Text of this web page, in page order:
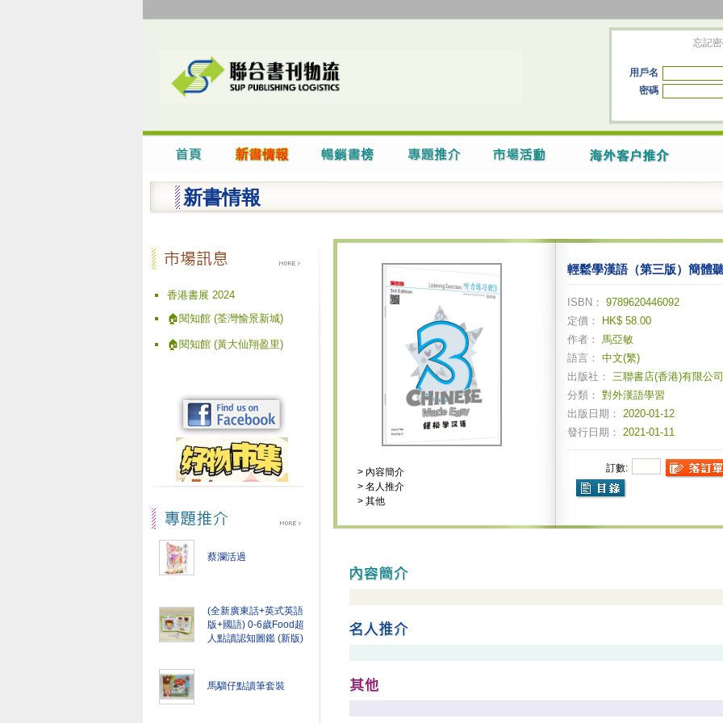
忘記
用戶名
密碼
新書情報
香港書展 2024
🏠閱知館 (荃灣愉景新城)
🏠閱知館 (黃大仙翔盈里)
蔡瀾活過
(全新廣東話+英式英語
版+國語) 0-6歲Food超
人點讀認知圖鑑 (新版)
馬騮仔點讀筆套裝
> 內容簡介
> 名人推介
> 其他
輕鬆學漢語（第三版）簡體
ISBN： 9789620446092
定價：
HK$ 58.00
作者： 馬亞敏
語言： 中文(繁)
出版社： 三聯書店(香港)有限公司
分類： 對外漢語學習
出版日期： 2020-01-12
發行日期： 2021-01-11
訂數: